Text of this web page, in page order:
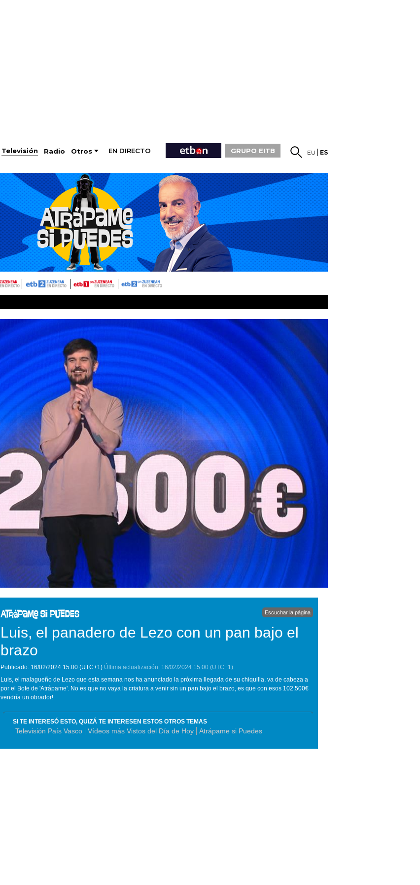
Televisión Radio Otros EN DIRECTO GRUPO EITB EU ES
Escuchar la página
Luis, el panadero de Lezo con un pan bajo el
brazo
Publicado: 16/02/2024 15:00 (UTC+1) Última actualización: 16/02/2024 15:00 (UTC+1)
Luis, el malagueño de Lezo que esta semana nos ha anunciado la próxima llegada de su chiquilla, va de cabeza a
por el Bote de 'Atrápame'. No es que no vaya la criatura a venir sin un pan bajo el brazo, es que con esos 102.500€
vendría un obrador!
SI TE INTERESÓ ESTO, QUIZÁ TE INTERESEN ESTOS OTROS TEMAS
Televisión País Vasco Vídeos más Vistos del Día de Hoy Atrápame si Puedes